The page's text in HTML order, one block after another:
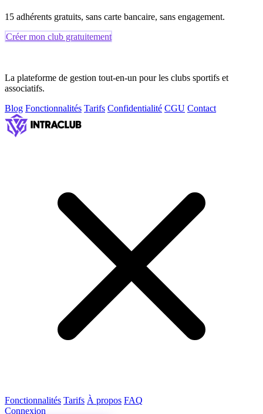
15 adhérents gratuits, sans carte bancaire, sans engagement.
Créer mon club gratuitement
La plateforme de gestion tout-en-un pour les clubs sportifs et
associatifs.
Blog Fonctionnalités Tarifs Confidentialité CGU Contact
Fonctionnalités Tarifs À propos FAQ
Connexion